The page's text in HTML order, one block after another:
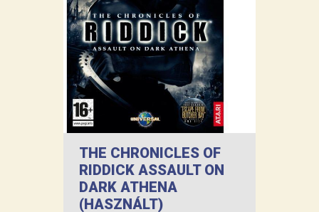
THE CHRONICLES OF
RIDDICK ASSAULT ON
DARK ATHENA
(HASZNÁLT)